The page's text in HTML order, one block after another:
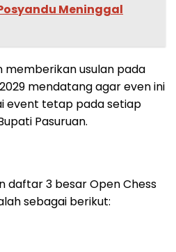
Meninggal
memberikan usulan pada
mendatang agar even ini
event tetap pada setiap
Pasuruan.
daftar 3 besar Open Chess
sebagai berikut: